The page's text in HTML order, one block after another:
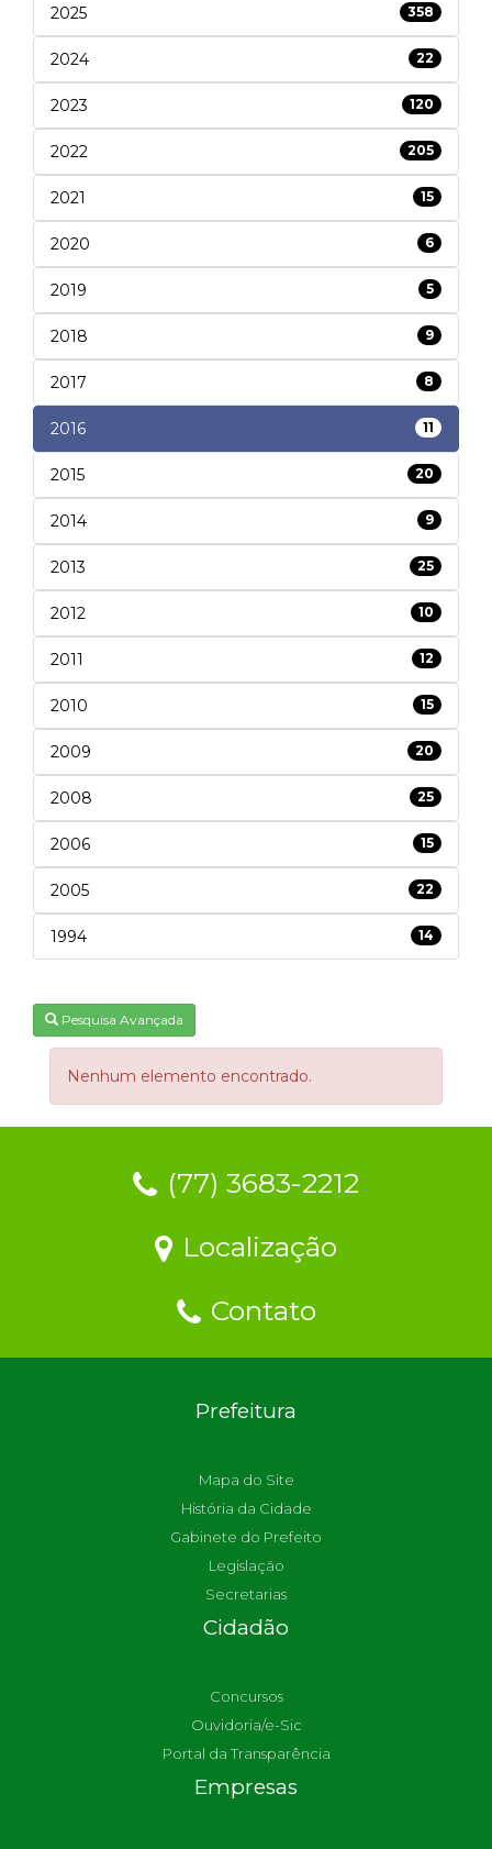
2025 358
2024 22
2023 120
2022 205
2021 15
2020 6
2019 5
2018 9
2017 8
2016 11
2015 20
2014 9
2013 25
2012 10
2011 12
2010 15
2009 20
2008 25
2006 15
2005 22
1994 14
Pesquisa Avançada
Nenhum elemento encontrado.
(77) 3683-2212
Localização
Contato
Prefeitura
Mapa do Site
História da Cidade
Gabinete do Prefeito
Legislação
Secretarias
Cidadão
Concursos
Ouvidoria/e-Sic
Portal da Transparência
Empresas